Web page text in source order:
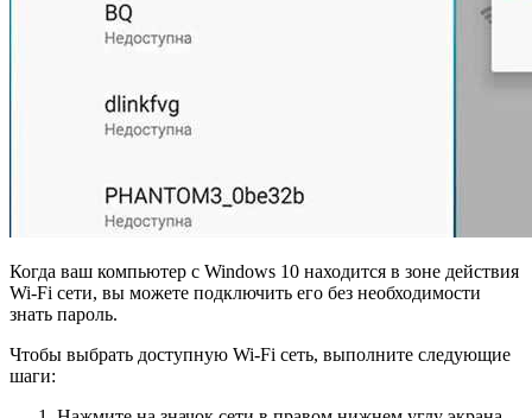
Когда ваш компьютер с Windows 10 находится в зоне действия
Wi-Fi сети, вы можете подключить его без необходимости
знать пароль.
Чтобы выбрать доступную Wi-Fi сеть, выполните следующие
шаги: